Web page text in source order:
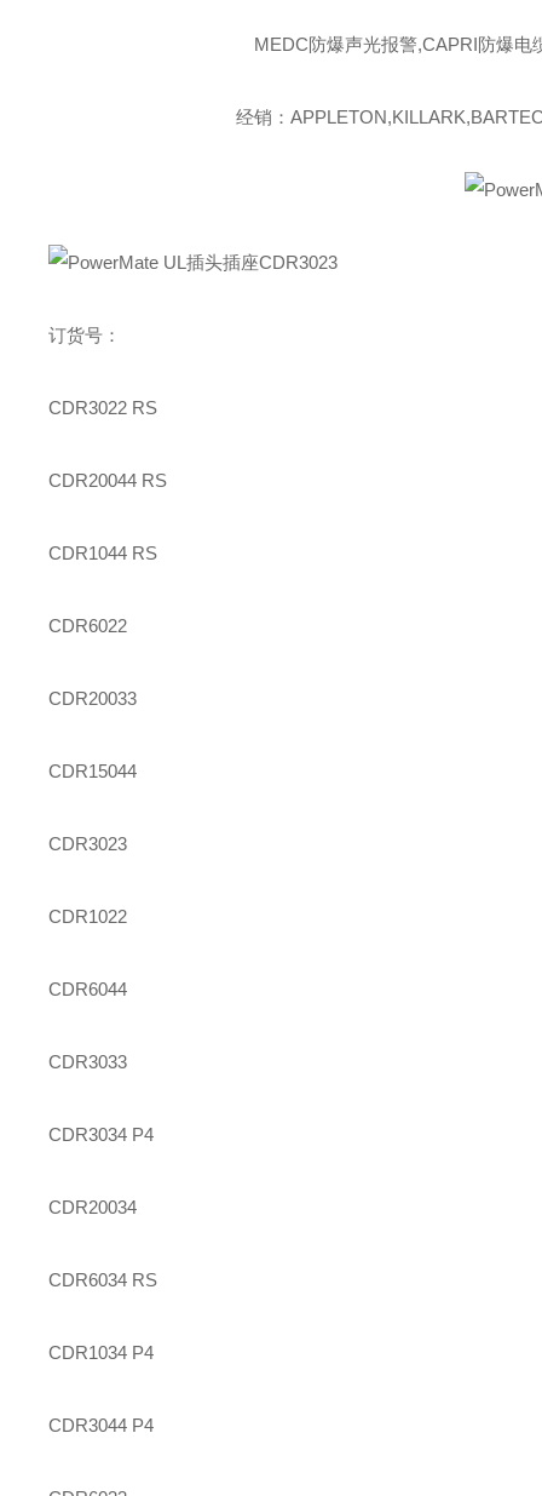
MEDC防爆声光报警,CAPRI防爆
经销：
订货号：
CDR3022 RS
CDR20044 RS
CDR1044 RS
CDR6022
CDR20033
CDR15044
CDR3023
CDR1022
CDR6044
CDR3033
CDR3034 P4
CDR20034
CDR6034 RS
CDR1034 P4
CDR3044 P4